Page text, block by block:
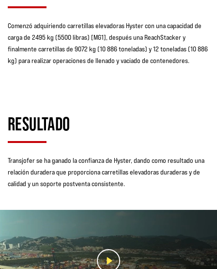
Comenzó adquiriendo carretillas elevadoras Hyster con una capacidad de
carga de 2495 kg (5500 libras) [MG1], después una ReachStacker y
finalmente carretillas de 9072 kg (10 886 toneladas) y 12 toneladas (10 886
kg) para realizar operaciones de llenado y vaciado de contenedores.
RESULTADO
Transjofer se ha ganado la confianza de Hyster, dando como resultado una
relación duradera que proporciona carretillas elevadoras duraderas y de
calidad y un soporte postventa consistente.